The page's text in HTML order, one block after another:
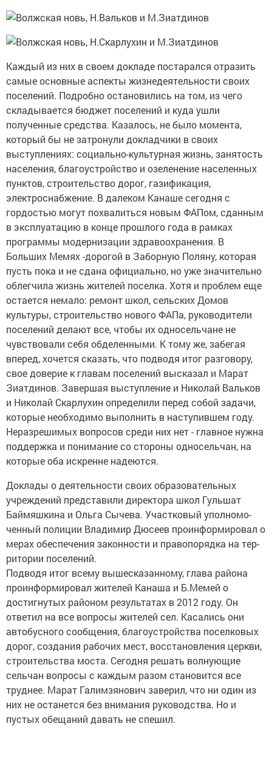
Каждый из них в своем докладе постарался отразить
самые основные аспекты жизнедеятельности своих
поселений. Подробно остановились на том, из чего
складывается бюджет поселений и куда ушли
полученные средства. Казалось, не было момента,
который бы не затронули докладчики в своих
выступлениях: социально-культурная жизнь, занятость
населения, благоустройство и озеленение населенных
пунктов, строительство дорог, газификация,
электроснабжение. В далеком Канаше сегодня с
гордостью могут похвалиться новым ФАПом, сданным
в эксплуатацию в конце прошлого года в рамках
программы модернизации здравоохранения. В
Больших Мемях -дорогой в Заборную Поляну, которая
пусть пока и не сдана официально, но уже значительно
облегчила жизнь жителей поселка. Хотя и проблем еще
остается немало: ремонт школ, сельских Домов
культуры, строительство нового ФАПа, руководители
поселений делают все, чтобы их односельчане не
чувствовали себя обделенными. К тому же, забегая
вперед, хочется сказать, что подводя итог разговору,
свое доверие к главам поселений высказал и Марат
Зиатдинов. Завершая выступление и Николай Вальков
и Николай Скарлухин определили перед собой задачи,
которые необходимо выполнить в наступившем году.
Неразрешимых вопросов среди них нет - главное нужна
поддержка и понимание со стороны односельчан, на
которые оба искренне надеются.
Доклады о деятельности своих образовательных
учреждений представили директора школ Гульшат
Баймяшкина и Ольга Сычева. Участ­ко­вый упол­но­мо­
чен­ный по­ли­ции Владимир Дюсеев про­ин­фор­ми­ро­вал о
ме­рах обес­пе­че­ния за­кон­нос­ти и правопо­ряд­ка на тер­
ри­то­рии поселений.
Подводя итог всему вышесказанному, глава района
проинформировал жителей Канаша и Б.Мемей о
достигнутых районом результатах в 2012 году. Он
ответил на все вопросы жителей сел. Касались они
автобусного сообщения, благоустройства поселковых
дорог, создания рабочих мест, восстановления церкви,
строительства моста. Сегодня решать волнующие
сельчан вопросы с каждым разом становится все
труднее. Марат Галимзянович заверил, что ни один из
них не останется без внимания руководства. Но и
пустых обещаний давать не спешил.